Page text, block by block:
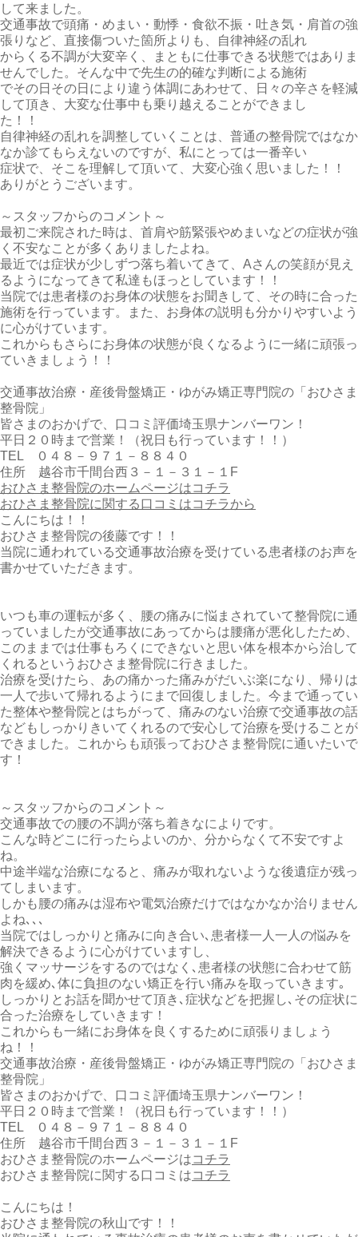
して来ました。
交通事故で頭痛・めまい・動悸・食欲不振・吐き気・肩首の強
張りなど、直接傷ついた箇所よりも、自律神経の乱れ
からくる不調が大変辛く、まともに仕事できる状態ではありま
せんでした。そんな中で先生の的確な判断による施術
でその日その日により違う体調にあわせて、日々の辛さを軽減
して頂き、大変な仕事中も乗り越えることができまし
た！！
自律神経の乱れを調整していくことは、普通の整骨院ではなか
なか診てもらえないのですが、私にとっては一番辛い
症状で、そこを理解して頂いて、大変心強く思いました！！
ありがとうございます。
～スタッフからのコメント～
最初ご来院された時は、首肩や筋緊張やめまいなどの症状が強
く不安なことが多くありましたよね。
最近では症状が少しずつ落ち着いてきて、Aさんの笑顔が見え
るようになってきて私達もほっとしています！！
当院では患者様のお身体の状態をお聞きして、その時に合った
施術を行っています。また、お身体の説明も分かりやすいよう
に心がけています。
これからもさらにお身体の状態が良くなるように一緒に頑張っ
ていきましょう！！
交通事故治療・産後骨盤矯正・ゆがみ矯正専門院の「おひさま
整骨院」
皆さまのおかげで、口コミ評価埼玉県ナンバーワン！
平日２０時まで営業！（祝日も行っています！！）
TEL ０４８－９７１－８８４０
住所 越谷市千間台西３－１－３１－１F
おひさま整骨院のホームページはコチラ
おひさま整骨院に関する口コミはコチラから
こんにちは！！
おひさま整骨院の後藤です！！
当院に通われている交通事故治療を受けている患者様のお声を
書かせていただきます。
いつも車の運転が多く、腰の痛みに悩まされていて整骨院に通
っていましたが交通事故にあってからは腰痛が悪化したため、
このままでは仕事もろくにできないと思い体を根本から治して
くれるというおひさま整骨院に行きました。
治療を受けたら、あの痛かった痛みがだいぶ楽になり、帰りは
一人で歩いて帰れるようにまで回復しました。今まで通ってい
た整体や整骨院とはちがって、痛みのない治療で交通事故の話
などもしっかりきいてくれるので安心して治療を受けることが
できました。これからも頑張っておひさま整骨院に通いたいで
す！
～スタッフからのコメント～
交通事故での腰の不調が落ち着きなによりです。
こんな時どこに行ったらよいのか、分からなくて不安ですよ
ね。
中途半端な治療になると、痛みが取れないような後遺症が残っ
てしまいます。
しかも腰の痛みは湿布や電気治療だけではなかなか治りません
よね､､､
当院ではしっかりと痛みに向き合い､患者様一人一人の悩みを
解決できるように心がけていますし、
強くマッサージをするのではなく､患者様の状態に合わせて筋
肉を緩め､体に負担のない矯正を行い痛みを取っていきます｡
しっかりとお話を聞かせて頂き､症状などを把握し､その症状に
合った治療をしていきます！
これからも一緒にお身体を良くするために頑張りましょう
ね！！
交通事故治療・産後骨盤矯正・ゆがみ矯正専門院の「おひさま
整骨院」
皆さまのおかげで、口コミ評価埼玉県ナンバーワン！
平日２０時まで営業！（祝日も行っています！！）
TEL ０４８－９７１－８８４０
住所 越谷市千間台西３－１－３１－１F
おひさま整骨院のホームページはコチラ
おひさま整骨院に関する口コミはコチラ
こんにちは！
おひさま整骨院の秋山です！！